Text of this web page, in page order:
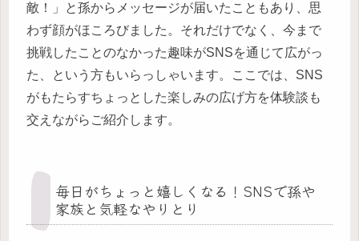
敵！」と孫からメッセージが届いたこともあり、思
わず顔がほころびました。それだけでなく、今まで
挑戦したことのなかった趣味がSNSを通じて広がっ
た、という方もいらっしゃいます。ここでは、SNS
がもたらすちょっとした楽しみの広げ方を体験談も
交えながらご紹介します。
毎日がちょっと嬉しくなる！SNSで孫や
家族と気軽なやりとり